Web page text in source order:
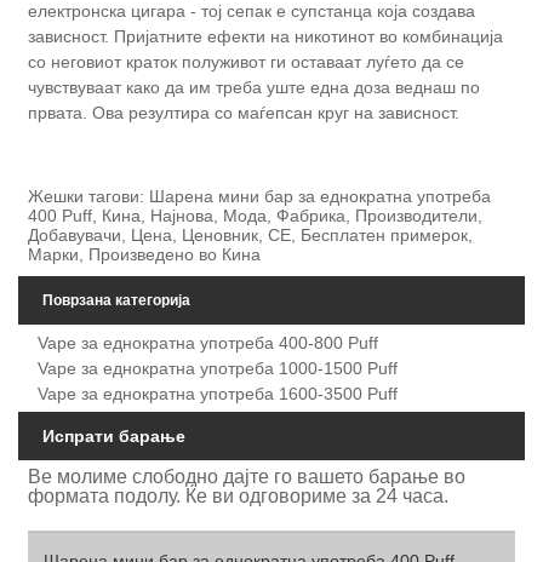
електронска цигара - тој сепак е супстанца која создава
зависност. Пријатните ефекти на никотинот во комбинација
со неговиот краток полуживот ги оставаат луѓето да се
чувствуваат како да им треба уште една доза веднаш по
првата. Ова резултира со маѓепсан круг на зависност.
Жешки тагови: Шарена мини бар за еднократна употреба
400 Puff, Кина, Најнова, Мода, Фабрика, Производители,
Добавувачи, Цена, Ценовник, CE, Бесплатен примерок,
Марки, Произведено во Кина
Поврзана категорија
Vape за еднократна употреба 400-800 Puff
Vape за еднократна употреба 1000-1500 Puff
Vape за еднократна употреба 1600-3500 Puff
Испрати барање
Ве молиме слободно дајте го вашето барање во
формата подолу. Ќе ви одговориме за 24 часа.